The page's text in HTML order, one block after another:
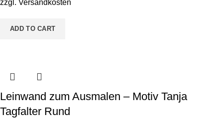
quantity
zzgl. Versandkosten
ADD TO CART
Leinwand zum Ausmalen – Motiv Tanja
Tagfalter Rund